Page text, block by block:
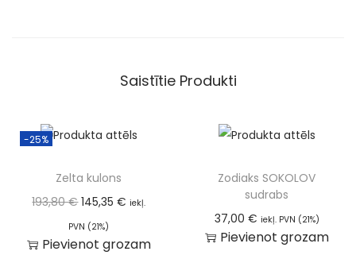
Saistītie Produkti
-25%
Zelta kulons
193,80€ 145,35€ iekļ.
PVN (21%)
Pievienot grozam
Zodiaks SOKOLOV
sudrabs
37,00 € iekļ. PVN (21%)
Pievienot grozam